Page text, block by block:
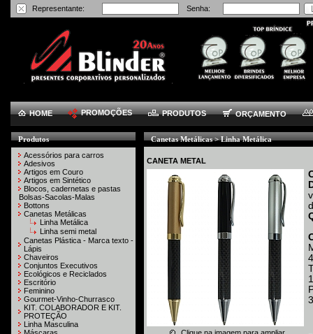
Representante: Senha:
HOME PROMOÇÕES PRODUTOS ORÇAMENTO
Produtos
Acessórios para carros
Adesivos
Artigos em Couro
Artigos em Sintético
Blocos, cadernetas e pastas
Bolsas-Sacolas-Malas
Bottons
Canetas Metálicas
Linha Metálica
Linha semi metal
Canetas Plástica - Marca texto -
Lápis
Chaveiros
Conjuntos Executivos
Ecológicos e Reciclados
Escritório
Feminino
Gourmet-Vinho-Churrasco
KIT. COLABORADOR E KIT.
PROTEÇÃO
Linha Masculina
Canetas Metálicas > Linha Metálica
CANETA METAL